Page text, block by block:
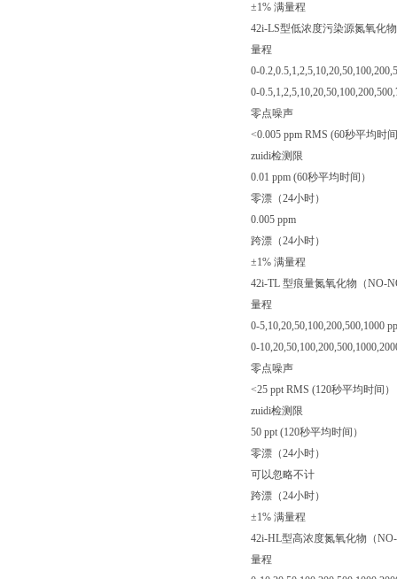
±1% 满量程
42i-LS型低浓度污染源氮氧化
量程
0-
0-
零点噪声
<0.005 ppm RMS (60秒平均时
zuidi检测限
0.01 ppm (60秒平均时间）
零漂（24小时）
0.005 ppm
跨漂（24小时）
±1% 满量程
42i-TL 型痕量氮氧化物（NO-
量程
0-5,10,20,50,100,200,500,1000
0-
零点噪声
<25 ppt RMS (120秒平均时间）
zuidi检测限
50 ppt (120秒平均时间）
零漂（24小时）
可以忽略不计
跨漂（24小时）
±1% 满量程
42i-HL型高浓度氮氧化物（
量程